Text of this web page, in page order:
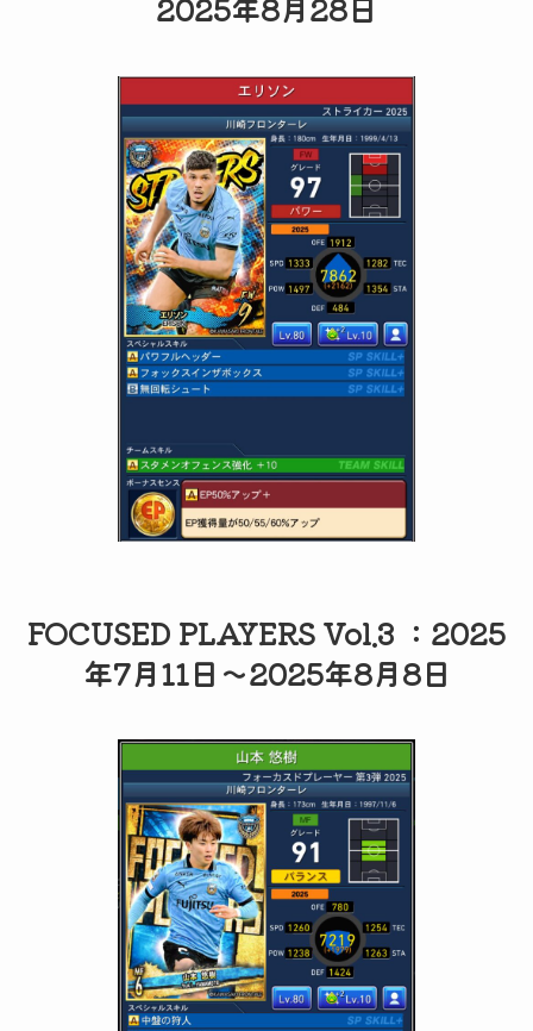
2025年8月28日
FOCUSED PLAYERS Vol.3 ：2025
年7月11日～2025年8月8日